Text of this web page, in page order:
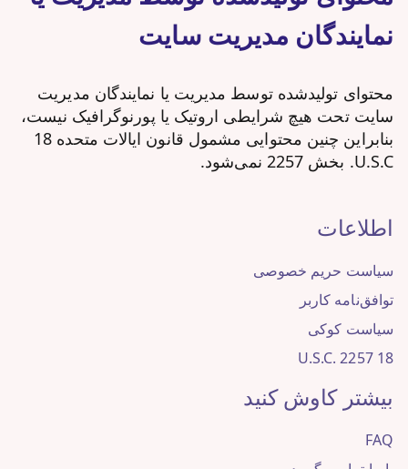
نمایندگان مدیریت سایت
محتوای تولیدشده توسط مدیریت یا نمایندگان مدیریت
سایت تحت هیچ شرایطی اروتیک یا پورنوگرافیک نیست،
بنابراین چنین محتوایی مشمول قانون ایالات متحده 18
U.S.C. بخش 2257 نمی‌شود.
اطلاعات
سیاست حریم خصوصی
توافق‌نامه کاربر
سیاست کوکی
18 U.S.C. 2257
بیشتر کاوش کنید
FAQ